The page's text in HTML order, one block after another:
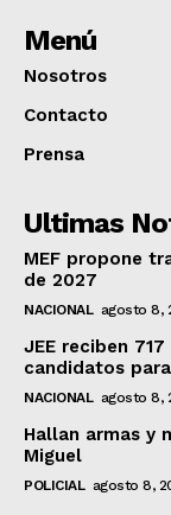
Menú
Nosotros
Contacto
Prensa
Ultimas
MEF propone
de 2027
NACIONAL agosto 8,
JEE reciben
candidatos
NACIONAL agosto 8,
Hallan armas y
Miguel
POLICIAL agosto 8,